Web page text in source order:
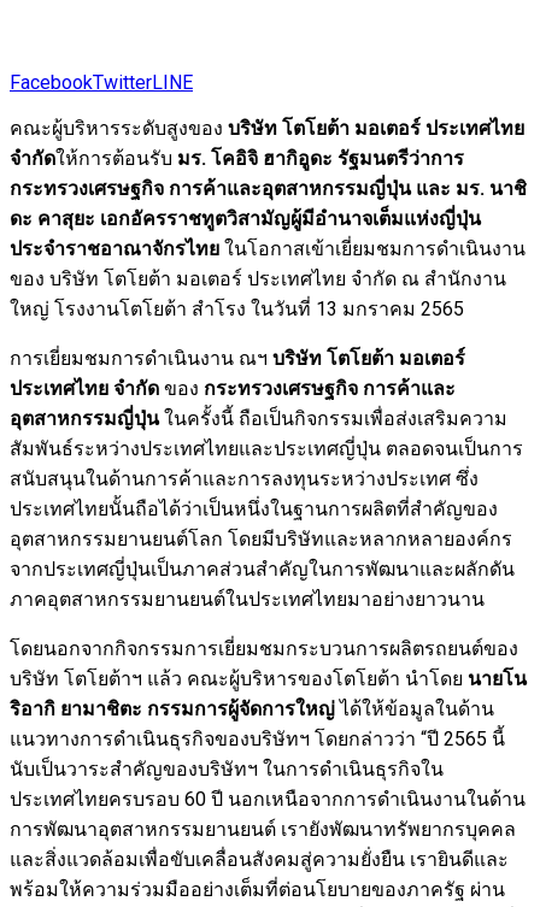
FacebookTwitterLINE
คณะผู้บริหารระดับสูงของ บริษัท โตโยต้า มอเตอร์ ประเทศไทย
จำกัดให้การต้อนรับ มร. โคอิจิ ฮากิอูดะ รัฐมนตรีว่าการ
กระทรวงเศรษฐกิจ การค้าและอุตสาหกรรมญี่ปุ่น และ มร. นาชิ
ดะ คาสุยะ เอกอัครราชทูตวิสามัญผู้มีอำนาจเต็มแห่งญี่ปุ่น
ประจำราชอาณาจักรไทย ในโอกาสเข้าเยี่ยมชมการดำเนินงาน
ของ บริษัท โตโยต้า มอเตอร์ ประเทศไทย จำกัด ณ สำนักงาน
ใหญ่ โรงงานโตโยต้า สำโรง ในวันที่ 13 มกราคม 2565
การเยี่ยมชมการดำเนินงาน ณฯ บริษัท โตโยต้า มอเตอร์
ประเทศไทย จำกัด ของ กระทรวงเศรษฐกิจ การค้าและ
อุตสาหกรรมญี่ปุ่นในครั้งนี้ ถือเป็นกิจกรรมเพื่อส่งเสริมความ
สัมพันธ์ระหว่างประเทศไทยและประเทศญี่ปุ่น ตลอดจนเป็นการ
สนับสนุนในด้านการค้าและการลงทุนระหว่างประเทศ ซึ่ง
ประเทศไทยนั้นถือได้ว่าเป็นหนึ่งในฐานการผลิตที่สำคัญของ
อุตสาหกรรมยานยนต์โลก โดยมีบริษัทและหลากหลายองค์กร
จากประเทศญี่ปุ่นเป็นภาคส่วนสำคัญในการพัฒนาและผลักดัน
ภาคอุตสาหกรรมยานยนต์ในประเทศไทยมาอย่างยาวนาน
โดยนอกจากกิจกรรมการเยี่ยมชมกระบวนการผลิตรถยนต์ของ
บริษัท โตโยต้าฯ แล้ว คณะผู้บริหารของโตโยต้า นำโดย นายโน
ริอากิ ยามาชิตะ กรรมการผู้จัดการใหญ่ได้ให้ข้อมูลในด้าน
แนวทางการดำเนินธุรกิจของบริษัทฯ โดยกล่าวว่า “ปี 2565 นี้
นับเป็นวาระสำคัญของบริษัทฯ ในการดำเนินธุรกิจใน
ประเทศไทยครบรอบ 60 ปี นอกเหนือจากการดำเนินงานในด้าน
การพัฒนาอุตสาหกรรมยานยนต์ เรายังพัฒนาทรัพยากรบุคคล
และสิ่งแวดล้อมเพื่อขับเคลื่อนสังคมสู่ความยั่งยืน เรายินดีและ
พร้อมให้ความร่วมมืออย่างเต็มที่ต่อนโยบายของภาครัฐ ผ่าน